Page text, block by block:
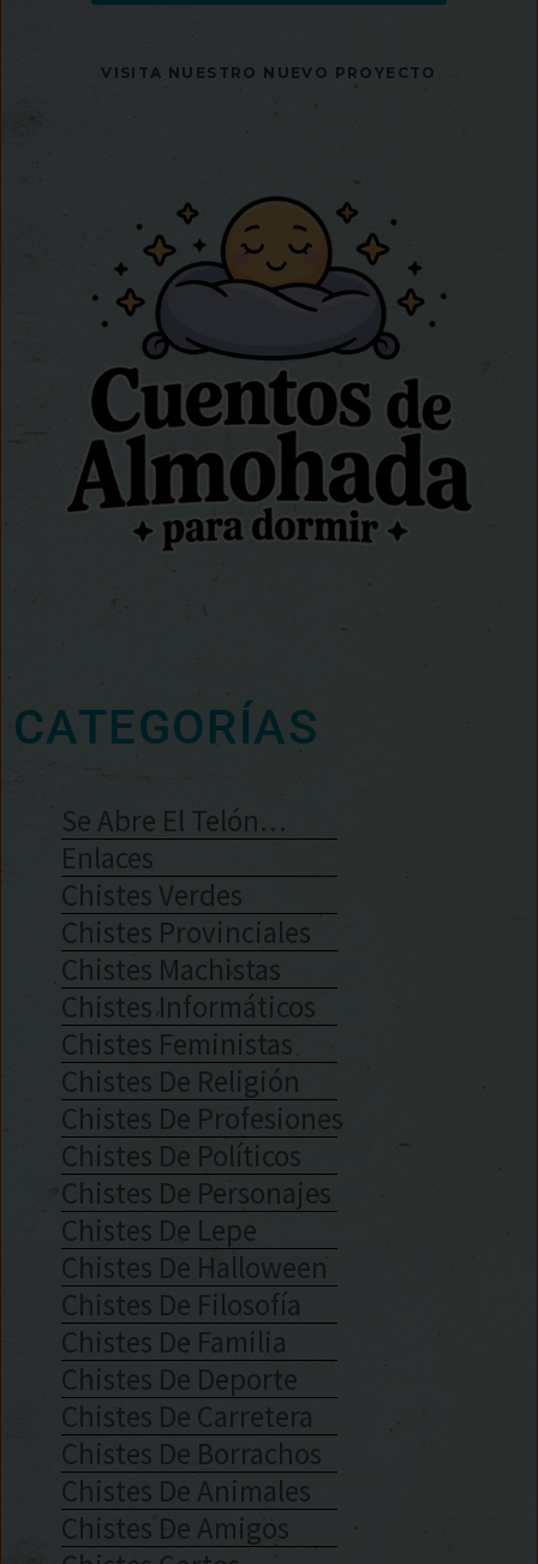
VISITA NUESTRO NUEVO PROYECTO
CATEGORÍAS
Se Abre El Telón…
Enlaces
Chistes Verdes
Chistes Provinciales
Chistes Machistas
Chistes Informáticos
Chistes Feministas
Chistes De Religión
Chistes De Profesiones
Chistes De Políticos
Chistes De Personajes
Chistes De Lepe
Chistes De Halloween
Chistes De Filosofía
Chistes De Familia
Chistes De Deporte
Chistes De Carretera
Chistes De Borrachos
Chistes De Animales
Chistes De Amigos